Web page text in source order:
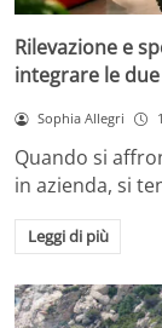
Rilevazione e
integrare le
Sophia Allegri
Quando si
in azienda, si
Leggi di più